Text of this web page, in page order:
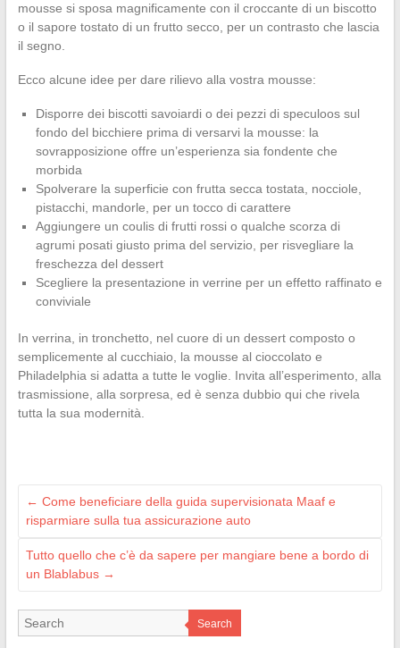
mousse si sposa magnificamente con il croccante di un biscotto
o il sapore tostato di un frutto secco, per un contrasto che lascia
il segno.
Ecco alcune idee per dare rilievo alla vostra mousse:
Disporre dei biscotti savoiardi o dei pezzi di speculoos sul
fondo del bicchiere prima di versarvi la mousse: la
sovrapposizione offre un’esperienza sia fondente che
morbida
Spolverare la superficie con frutta secca tostata, nocciole,
pistacchi, mandorle, per un tocco di carattere
Aggiungere un coulis di frutti rossi o qualche scorza di
agrumi posati giusto prima del servizio, per risvegliare la
freschezza del dessert
Scegliere la presentazione in verrine per un effetto raffinato e
conviviale
In verrina, in tronchetto, nel cuore di un dessert composto o
semplicemente al cucchiaio, la mousse al cioccolato e
Philadelphia si adatta a tutte le voglie. Invita all’esperimento, alla
trasmissione, alla sorpresa, ed è senza dubbio qui che rivela
tutta la sua modernità.
← Come beneficiare della guida supervisionata Maaf e
risparmiare sulla tua assicurazione auto
Tutto quello che c’è da sapere per mangiare bene a bordo di
un Blablabus →
Search